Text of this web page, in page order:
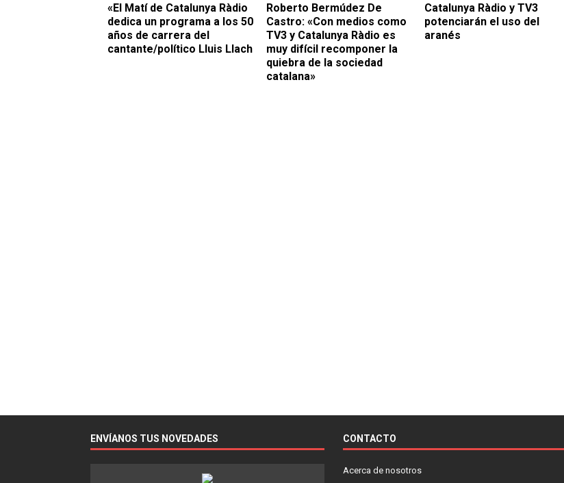
«El Matí de Catalunya Ràdio
dedica un programa a los 50
años de carrera del
cantante/político Lluis Llach
Roberto Bermúdez De
Castro: «Con medios como
TV3 y Catalunya Ràdio es
muy difícil recomponer la
quiebra de la sociedad
catalana»
Catalunya Ràdio y TV3
potenciarán el uso del
aranés
ENVÍANOS TUS NOVEDADES CONTACTO
Acerca de nosotros